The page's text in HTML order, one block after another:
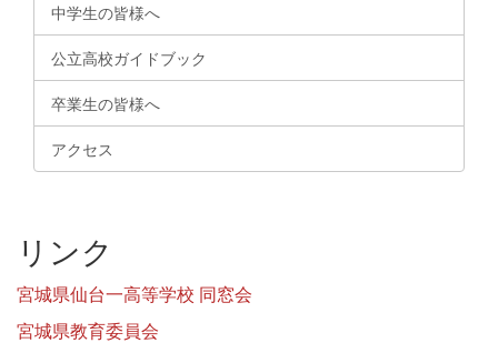
中学生の皆様へ
公立高校ガイドブック
卒業生の皆様へ
アクセス
リンク
宮城県仙台一高等学校 同窓会
宮城県教育委員会